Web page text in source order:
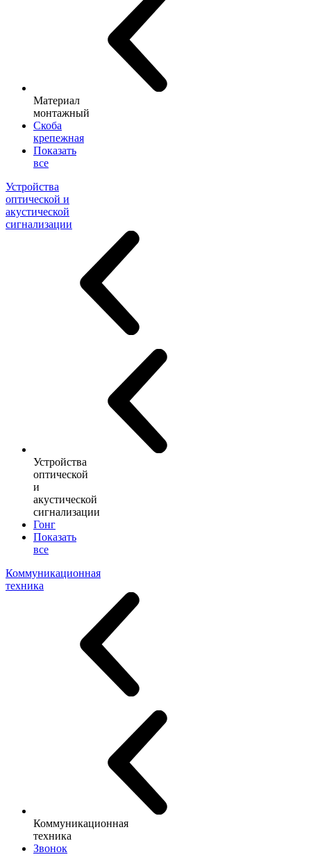
Материал
монтажный
Скоба
крепежная
Показать
все
Устройства
оптической и
акустической
сигнализации
Устройства
оптической
и
акустической
сигнализации
Гонг
Показать
все
Коммуникационная
техника
Коммуникационная
техника
Звонок